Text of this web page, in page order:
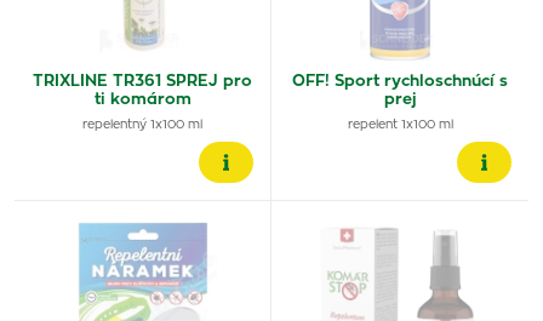
TRIXLINE TR361 SPREJ pro
ti komárom
repelentný 1x100 ml
OFF! Sport rychloschnúcí s
prej
repelent 1x100 ml